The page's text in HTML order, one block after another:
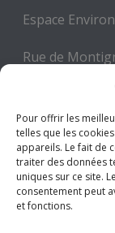
Pour offrir les
telles que les
appareils. Le fait de
traiter des données
uniques sur ce site.
consentement peut
et fonctions.
Espace
Rue de
6000
Tél: +32 71
Mail:
TVA BE